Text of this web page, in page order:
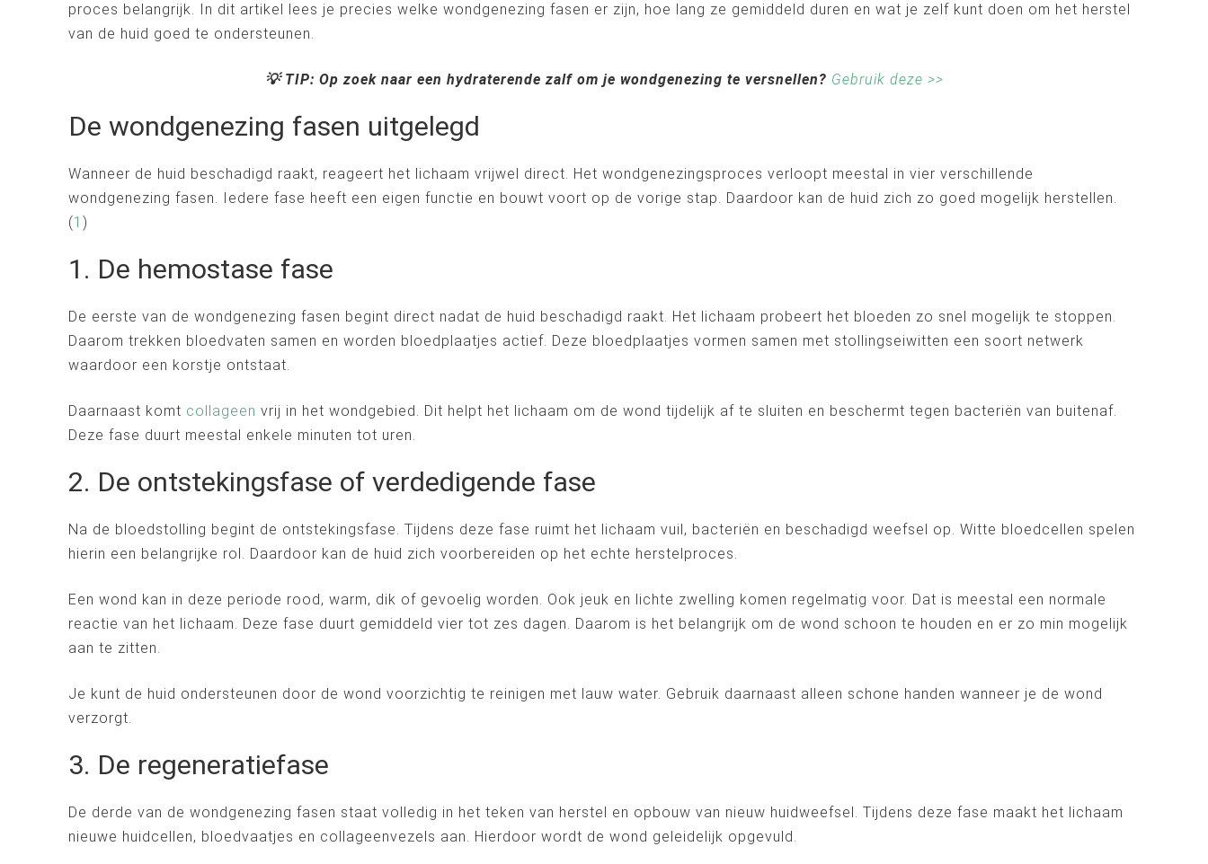
proces belangrijk. In dit artikel lees je precies welke wondgenezing fasen er zijn, hoe lang ze gemiddeld duren en wat je zelf kunt doen om het herstel
van de huid goed te ondersteunen.
💡 TIP: Op zoek naar een hydraterende zalf om je wondgenezing te versnellen? Gebruik deze >>
De wondgenezing fasen uitgelegd
Wanneer de huid beschadigd raakt, reageert het lichaam vrijwel direct. Het wondgenezingsproces verloopt meestal in vier verschillende
wondgenezing fasen. Iedere fase heeft een eigen functie en bouwt voort op de vorige stap. Daardoor kan de huid zich zo goed mogelijk herstellen.
(1 )
1. De hemostase fase
De eerste van de wondgenezing fasen begint direct nadat de huid beschadigd raakt. Het lichaam probeert het bloeden zo snel mogelijk te stoppen.
Daarom trekken bloedvaten samen en worden bloedplaatjes actief. Deze bloedplaatjes vormen samen met stollingseiwitten een soort netwerk
waardoor een korstje ontstaat.
Daarnaast komt collageen vrij in het wondgebied. Dit helpt het lichaam om de wond tijdelijk af te sluiten en beschermt tegen bacteriën van buitenaf.
Deze fase duurt meestal enkele minuten tot uren.
2. De ontstekingsfase of verdedigende fase
Na de bloedstolling begint de ontstekingsfase. Tijdens deze fase ruimt het lichaam vuil, bacteriën en beschadigd weefsel op. Witte bloedcellen spelen
hierin een belangrijke rol. Daardoor kan de huid zich voorbereiden op het echte herstelproces.
Een wond kan in deze periode rood, warm, dik of gevoelig worden. Ook jeuk en lichte zwelling komen regelmatig voor. Dat is meestal een normale
reactie van het lichaam. Deze fase duurt gemiddeld vier tot zes dagen. Daarom is het belangrijk om de wond schoon te houden en er zo min mogelijk
aan te zitten.
Je kunt de huid ondersteunen door de wond voorzichtig te reinigen met lauw water. Gebruik daarnaast alleen schone handen wanneer je de wond
verzorgt.
3. De regeneratiefase
De derde van de wondgenezing fasen staat volledig in het teken van herstel en opbouw van nieuw huidweefsel. Tijdens deze fase maakt het lichaam
nieuwe huidcellen, bloedvaatjes en collageenvezels aan. Hierdoor wordt de wond geleidelijk opgevuld.